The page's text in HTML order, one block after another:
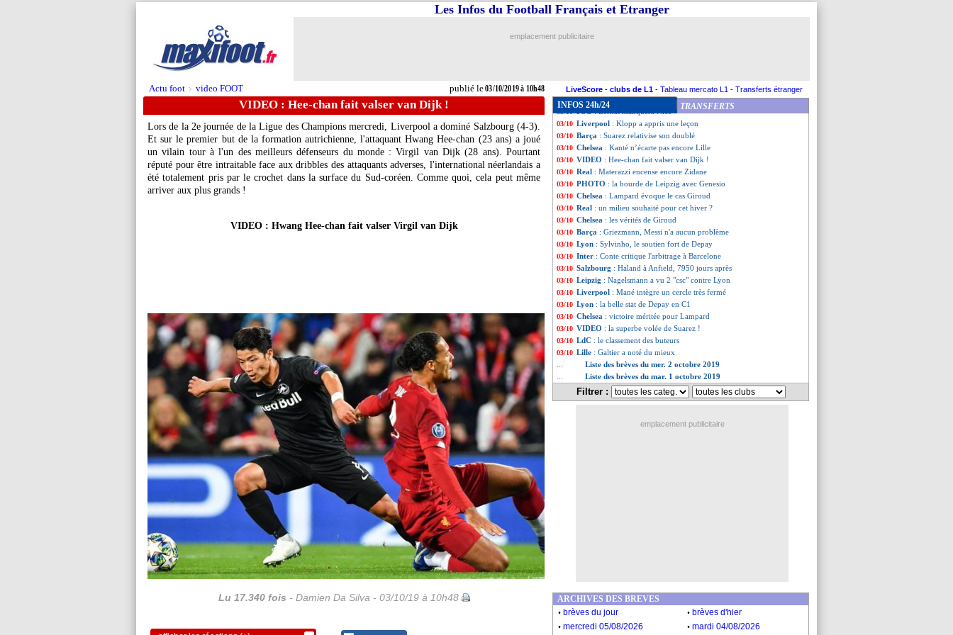
Actu foot > video FOOT publié le03/10/2019 à 10h48
Les Infos du Football Français et Etranger
emplacement publicitaire
LiveScore - clubs de L1 - Tableau mercato L1 - Transferts étranger
VIDEO : Hee-chan fait valser van Dijk !
Lors de la 2e journée de la Ligue des Champions mercredi, Liverpool a dominé Salzbourg (4-3).
Et sur le premier but de la formation autrichienne, l'attaquant Hwang Hee-chan (23 ans) a joué
un vilain tour à l'un des meilleurs défenseurs du monde :Virgil van Dijk (28 ans). Pourtant
réputé pour être intraitable face aux dribbles des attaquants adverses, l'international néerlandais a
été totalement pris par le crochet dans la surface du Sud-coréen. Comme quoi, cela peut même
arriver aux plus grands !
VIDEO : Hwang Hee-chan fait valser Virgil van Dijk
Lu 17.340 fois - Damien Da Silva - 03/10/19 à 10h48
INFOS 24h/24 TRANSFERTS
03/10 EdF: Deschamps se justifie pour Mandanda
03/10 EdF: la liste avec Mandanda et Kimpembe
03/10 PSG
03/10 ASSE: Printant compte sur le Chaudron
03/10 Man City: Guardiola sanctionné pour B. Silva ?
03/10 Liverpool : Klopp a appris une leçon
03/10 Barça : Suarez relativise son doublé
03/10 Chelsea : Kanté n’écarte pas encore Lille
03/10 VIDEO : Hee-chan fait valser van Dijk !
03/10 Real : Materazzi encense encore Zidane
03/10 PHOTO : la bourde de Leipzig avec Genesio
03/10 Chelsea : Lampard évoque le cas Giroud
03/10 Real : un milieu souhaité pour cet hiver ?
03/10 Chelsea : les vérités de Giroud
03/10 Barça : Griezmann, Messi n'a aucun problème
03/10 Lyon : Sylvinho, le soutien fort de Depay
03/10 Inter : Conte critique l'arbitrage à Barcelone
03/10 Salzbourg : Haland à Anfield, 7950 jours après
03/10 Leipzig : Nagelsmann a vu 2 "csc" contre Lyon
03/10 Liverpool : Mané intègre un cercle très fermé
03/10 Lyon : la belle stat de Depay en C1
03/10 Chelsea : victoire méritée pour Lampard
03/10 VIDEO : la superbe volée de Suarez !
03/10 LdC : le classement des buteurs
03/10 Lille : Galtier a noté du mieux
Liste des brèves du mer. 2 octobre 2019
Liste des brèves du mar. 1 octobre 2019
Filtrer :
emplacement publicitaire
ARCHIVES DES BREVES
. brèves du jour . brèves d'hier
. mercredi 05/08/2026 . mardi 04/08/2026